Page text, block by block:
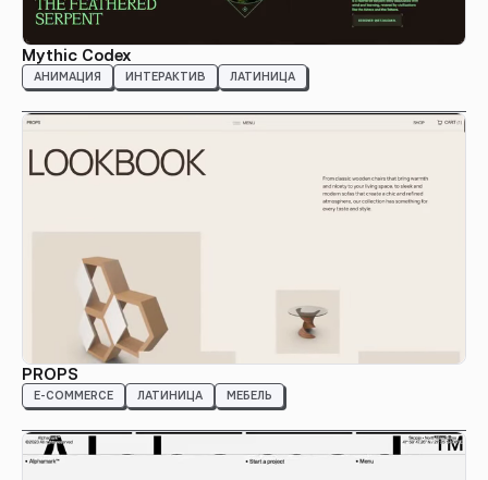
Mythic Codex
АНИМАЦИЯ ИНТЕРАКТИВ ЛАТИНИЦА
PROPS
E-COMMERCE ЛАТИНИЦА МЕБЕЛЬ